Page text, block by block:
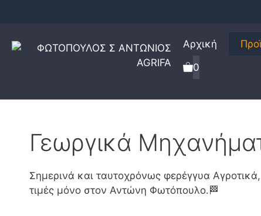
Αρχική
0
Γεωργικά
Σημερινά και ταυτοχρόνως φερέγγυα
τιμές μόνο στον Αντώνη Φωτόπουλο.🏁